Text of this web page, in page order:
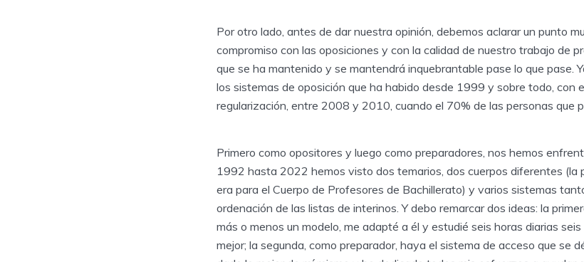
Por otro lado, antes de dar nuestra opinión, debemos aclarar un punto
compromiso con las oposiciones y con la calidad de nuestro trabajo de
que se ha mantenido y se mantendrá inquebrantable pase lo que pase.
los sistemas de oposición que ha habido desde 1999 y sobre todo, con
regularización, entre 2008 y 2010, cuando el 70% de las personas que
Primero como opositores y luego como preparadores, nos hemos
1992 hasta 2022 hemos visto dos temarios, dos cuerpos diferentes (la
era para el Cuerpo de Profesores de Bachillerato) y varios sistemas
ordenación de las listas de interinos. Y debo remarcar dos ideas: la
más o menos un modelo, me adapté a él y estudié seis horas diarias
mejor; la segunda, como preparador, haya el sistema de acceso que se